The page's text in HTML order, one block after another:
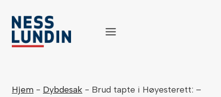
content
Hjem - Dybdesak - Brud tapte i Høyesterett: –